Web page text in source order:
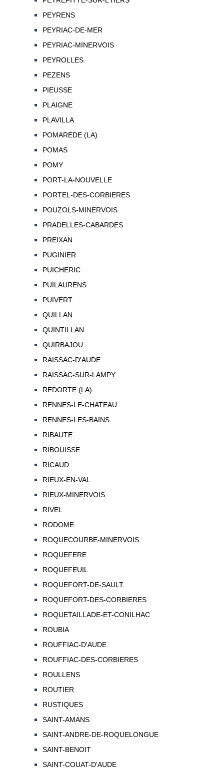
PEYRENS
PEYRIAC-DE-MER
PEYRIAC-MINERVOIS
PEYROLLES
PEZENS
PIEUSSE
PLAIGNE
PLAVILLA
POMAREDE (LA)
POMAS
POMY
PORT-LA-NOUVELLE
PORTEL-DES-CORBIERES
POUZOLS-MINERVOIS
PRADELLES-CABARDES
PREIXAN
PUGINIER
PUICHERIC
PUILAURENS
PUIVERT
QUILLAN
QUINTILLAN
QUIRBAJOU
RAISSAC-D'AUDE
RAISSAC-SUR-LAMPY
REDORTE (LA)
RENNES-LE-CHATEAU
RENNES-LES-BAINS
RIBAUTE
RIBOUISSE
RICAUD
RIEUX-EN-VAL
RIEUX-MINERVOIS
RIVEL
RODOME
ROQUECOURBE-MINERVOIS
ROQUEFERE
ROQUEFEUIL
ROQUEFORT-DE-SAULT
ROQUEFORT-DES-CORBIERES
ROQUETAILLADE-ET-CONILHAC
ROUBIA
ROUFFIAC-D'AUDE
ROUFFIAC-DES-CORBIERES
ROULLENS
ROUTIER
RUSTIQUES
SAINT-AMANS
SAINT-ANDRE-DE-ROQUELONGUE
SAINT-BENOIT
SAINT-COUAT-D'AUDE